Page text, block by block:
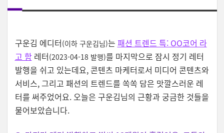
구운김 에디터(이하 구운김님)는 패션 트렌드 특: OO코어 라
고 함레터(2023-04-18 발행)를 마지막으로 잠시 정기 레터
발행을 쉬고 있는데요, 콘텐츠 마케터로서 미디어 콘텐츠와
서비스, 그리고 패션의 트렌드를 쏙쏙 담은 맛깔스러운 레
터를 써주었어요. 오늘은 구운김님의 근황과 궁금한 것들을
물어보았습니다.